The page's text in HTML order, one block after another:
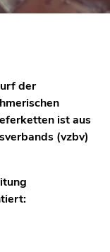
auf einen
der
ist aus
(vzbv)